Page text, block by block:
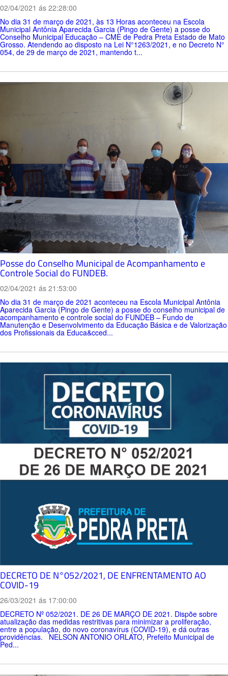
02/04/2021 ás 22:28:00
No dia 31 de março de 2021, às 13 Horas aconteceu na Escola
Municipal Antônia Aparecida Garcia (Pingo de Gente) a posse do
Conselho Municipal Educação – CME de Pedra Preta Estado de Mato
Grosso. Atendendo ao disposto na Lei N°1263/2021, e no Decreto N°
054, de 29 de março de 2021, mantendo t...
Posse do Conselho Municipal de Acompanhamento e
Controle Social do FUNDEB.
02/04/2021 ás 21:53:00
No dia 31 de março de 2021 aconteceu na Escola Municipal Antônia
Aparecida Garcia (Pingo de Gente) a posse do conselho municipal de
acompanhamento e controle social do FUNDEB – Fundo de
Manutenção e Desenvolvimento da Educação Básica e de Valorização
dos Profissionais da Educa&cced...
DECRETO DE N°052/2021, DE ENFRENTAMENTO AO
COVID-19
26/03/2021 ás 17:00:00
DECRETO Nº 052/2021. DE 26 DE MARÇO DE 2021. Dispõe sobre
atualização das medidas restritivas para minimizar a proliferação,
entre a população, do novo coronavírus (COVID-19), e dá outras
providências. NELSON ANTONIO ORLATO, Prefeito Municipal de
Ped...